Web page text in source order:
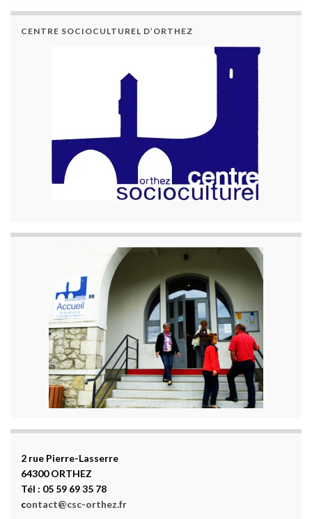
CENTRE SOCIOCULTUREL D’ORTHEZ
2 rue Pierre-Lasserre
64300 ORTHEZ
Tél : 05 59 69 35 78
contact@csc-orthez.fr